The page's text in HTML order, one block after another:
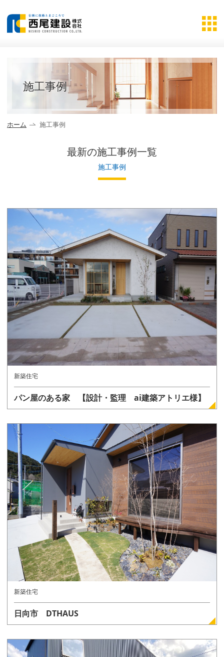
施工事例
ホーム 施工事例
最新の施工事例一覧
施工事例
新築住宅
パン屋のある家 【設計・監理 ai建築アトリエ様】
詳しく見る
新築住宅
日向市 DTHAUS
詳しく見る